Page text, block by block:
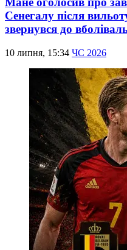
Сенегалу після
звернувся до
10 липня, 15:34 ЧС 2026